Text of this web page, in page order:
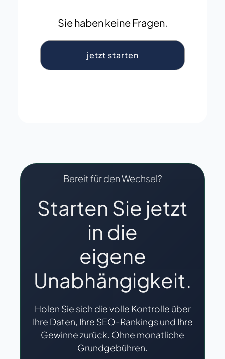
Sie haben keine Fragen.
jetzt starten
Bereit für den Wechsel?
Starten Sie jetzt
in die
eigene
Unabhängigkeit.
Holen Sie sich die volle Kontrolle über
Ihre Daten, Ihre SEO-Rankings und Ihre
Gewinne zurück. Ohne monatliche
Grundgebühren.